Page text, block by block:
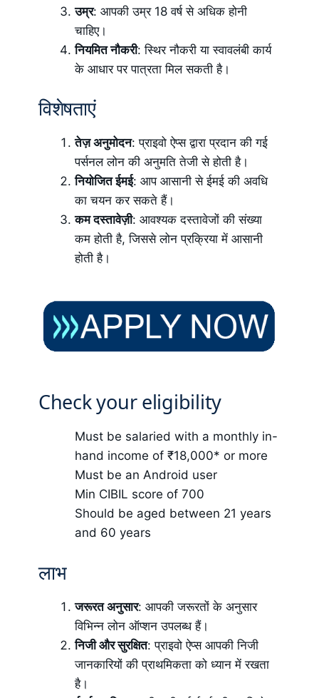
उम्र: आपकी उम्र 18 वर्ष से अधिक होनी
चाहिए।
नियमित नौकरी: स्थिर नौकरी या स्वावलंबी कार्य
के आधार पर पात्रता मिल सकती है।
विशेषताएं
तेज़ अनुमोदन: प्राइवो ऐप्स द्वारा प्रदान की गई
पर्सनल लोन की अनुमति तेजी से होती है।
नियोजित ईमई: आप आसानी से ईमई की अवधि
का चयन कर सकते हैं।
कम दस्तावेज़ी: आवश्यक दस्तावेजों की संख्या
कम होती है, जिससे लोन प्रक्रिया में आसानी
होती है।
Check your eligibility
Must be salaried with a monthly in-
hand income of ₹18,000* or more
Must be an Android user
Min CIBIL score of 700
Should be aged between 21 years
and 60 years
लाभ
जरूरत अनुसार: आपकी जरूरतों के अनुसार
विभिन्न लोन ऑप्शन उपलब्ध हैं।
निजी और सुरक्षित: प्राइवो ऐप्स आपकी निजी
जानकारियों की प्राथमिकता को ध्यान में रखता
है।